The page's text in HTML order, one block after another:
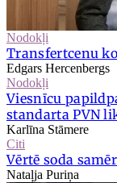
Nodokļi
Transfertcenu
Edgars Hercenbergs
Nodokļi
Viesnīcu
standarta PVN
Karlīna Stāmere
Citi
Vērtē soda
Nataļja Puriņa